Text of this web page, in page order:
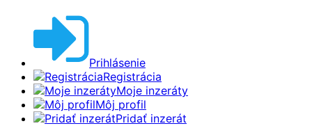
Prihlásenie
Registrácia
Moje inzeráty
Môj profil
Pridať inzerát